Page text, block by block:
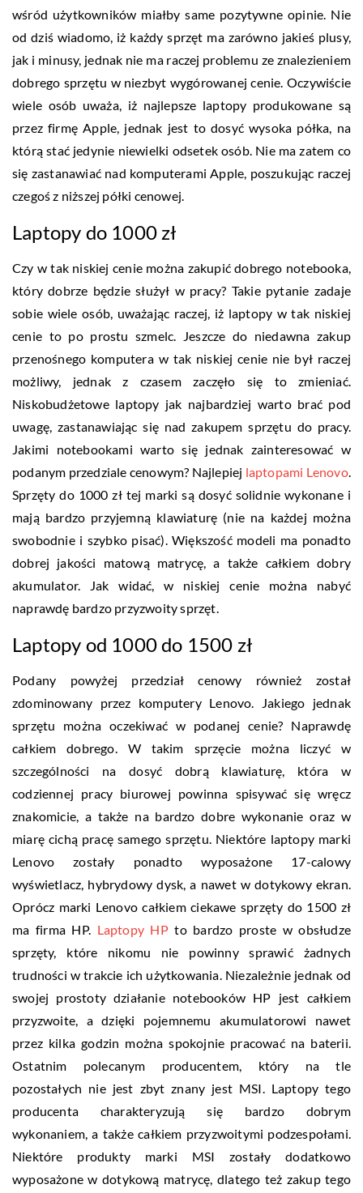
wśród użytkowników miałby same pozytywne opinie. Nie
od dziś wiadomo, iż każdy sprzęt ma zarówno jakieś plusy,
jak i minusy, jednak nie ma raczej problemu ze znalezieniem
dobrego sprzętu w niezbyt wygórowanej cenie. Oczywiście
wiele osób uważa, iż najlepsze laptopy produkowane są
przez firmę Apple, jednak jest to dosyć wysoka półka, na
którą stać jedynie niewielki odsetek osób. Nie ma zatem co
się zastanawiać nad komputerami Apple, poszukując raczej
czegoś z niższej półki cenowej.
Laptopy do 1000 zł
Czy w tak niskiej cenie można zakupić dobrego notebooka,
który dobrze będzie służył w pracy? Takie pytanie zadaje
sobie wiele osób, uważając raczej, iż laptopy w tak niskiej
cenie to po prostu szmelc. Jeszcze do niedawna zakup
przenośnego komputera w tak niskiej cenie nie był raczej
możliwy, jednak z czasem zaczęło się to zmieniać.
Niskobudżetowe laptopy jak najbardziej warto brać pod
uwagę, zastanawiając się nad zakupem sprzętu do pracy.
Jakimi notebookami warto się jednak zainteresować w
podanym przedziale cenowym? Najlepiej laptopami Lenovo.
Sprzęty do 1000 zł tej marki są dosyć solidnie wykonane i
mają bardzo przyjemną klawiaturę (nie na każdej można
swobodnie i szybko pisać). Większość modeli ma ponadto
dobrej jakości matową matrycę, a także całkiem dobry
akumulator. Jak widać, w niskiej cenie można nabyć
naprawdę bardzo przyzwoity sprzęt.
Laptopy od 1000 do 1500 zł
Podany powyżej przedział cenowy również został
zdominowany przez komputery Lenovo. Jakiego jednak
sprzętu można oczekiwać w podanej cenie? Naprawdę
całkiem dobrego. W takim sprzęcie można liczyć w
szczególności na dosyć dobrą klawiaturę, która w
codziennej pracy biurowej powinna spisywać się wręcz
znakomicie, a także na bardzo dobre wykonanie oraz w
miarę cichą pracę samego sprzętu. Niektóre laptopy marki
Lenovo zostały ponadto wyposażone 17-calowy
wyświetlacz, hybrydowy dysk, a nawet w dotykowy ekran.
Oprócz marki Lenovo całkiem ciekawe sprzęty do 1500 zł
ma firma HP. Laptopy HPto bardzo proste w obsłudze
sprzęty, które nikomu nie powinny sprawić żadnych
trudności w trakcie ich użytkowania. Niezależnie jednak od
swojej prostoty działanie notebooków HP jest całkiem
przyzwoite, a dzięki pojemnemu akumulatorowi nawet
przez kilka godzin można spokojnie pracować na baterii.
Ostatnim polecanym producentem, który na tle
pozostałych nie jest zbyt znany jest MSI. Laptopy tego
producenta charakteryzują się bardzo dobrym
wykonaniem, a także całkiem przyzwoitymi podzespołami.
Niektóre produkty marki MSI zostały dodatkowo
wyposażone w dotykową matrycę, dlatego też zakup tego